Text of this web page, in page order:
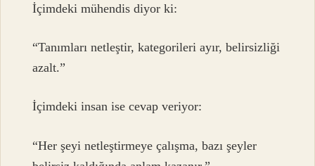
İçimdeki mühendis diyor ki:
“Tanımları netleştir, kategorileri ayır, belirsizliği
azalt.”
İçimdeki insan ise cevap veriyor:
“Her şeyi netleştirmeye çalışma, bazı şeyler